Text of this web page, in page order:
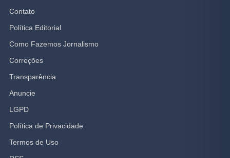
Contato
Política Editorial
Como Fazemos Jornalismo
Correções
Transparência
Anuncie
LGPD
Política de Privacidade
Termos de Uso